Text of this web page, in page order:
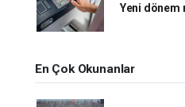
Yeni dönem
En Çok Okunanlar